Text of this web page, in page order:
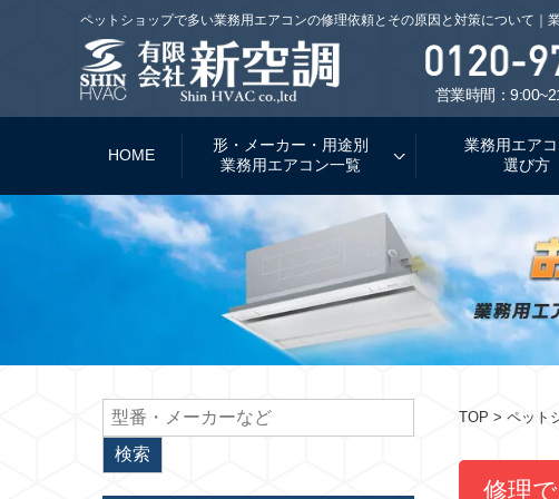
ペットショップで多い業務用エアコンの修理依頼とその原因と対策について｜
営業時間：
HOME
形・メーカー・用途別
業務用エアコン一覧
業務用エア
選び方
TOP > ペット
修理で